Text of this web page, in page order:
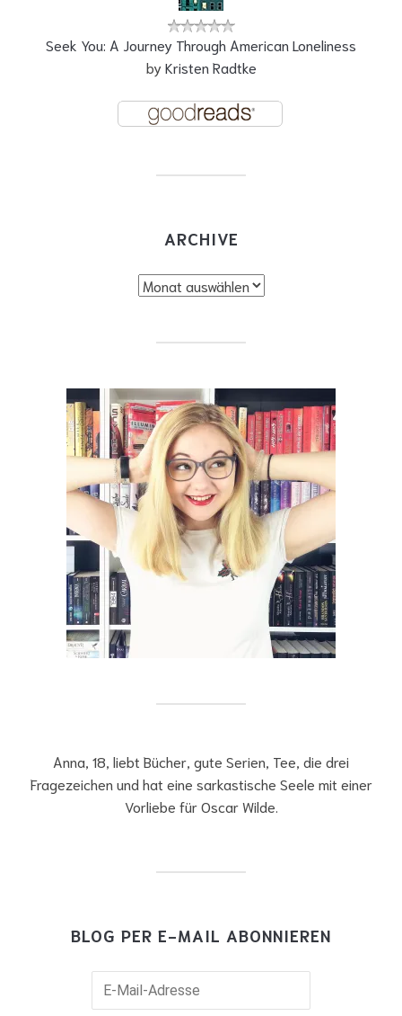
Seek You: A Journey Through American Loneliness
byKristen Radtke
ARCHIVE
Anna, 18, liebt Bücher, gute Serien, Tee, die drei
Fragezeichen und hat eine sarkastische Seele mit einer
Vorliebe für Oscar Wilde.
BLOG PER E-MAIL ABONNIEREN